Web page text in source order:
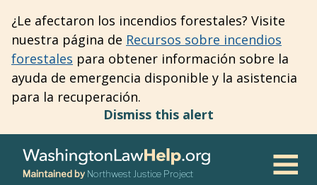
to
main
content
¿Le afectaron los incendios forestales? Visite
nuestra página de Recursos sobre incendios
forestales para obtener información sobre la
ayuda de emergencia disponible y la asistencia
para la recuperación.
Dismiss this alert
Maintained by Northwest Justice Project